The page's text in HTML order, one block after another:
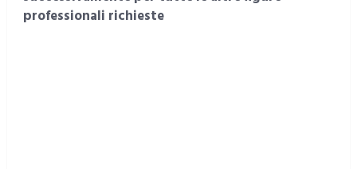
professionali richieste